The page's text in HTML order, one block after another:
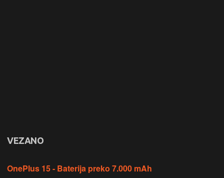
VEZANO
OnePlus 15 - Baterija preko 7.000 mAh